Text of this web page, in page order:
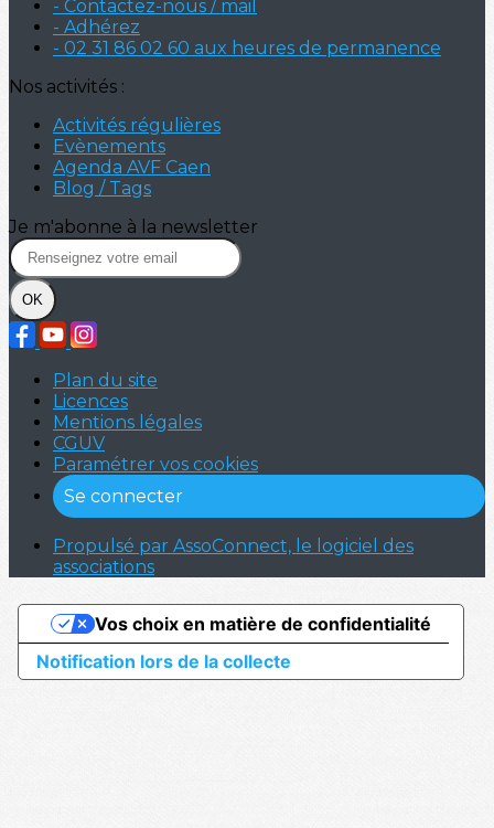
- Contactez-nous / mail
- Adhérez
- 02 31 86 02 60 aux heures de permanence
Nos activités :
Activités régulières
Evènements
Agenda AVF Caen
Blog / Tags
Je m'abonne à la newsletter
OK
Plan du site
Licences
Mentions légales
CGUV
Paramétrer vos cookies
Se connecter
Propulsé par AssoConnect, le logiciel des
associations
Notification lors de la collecte
Vos choix en matière de confidentialité